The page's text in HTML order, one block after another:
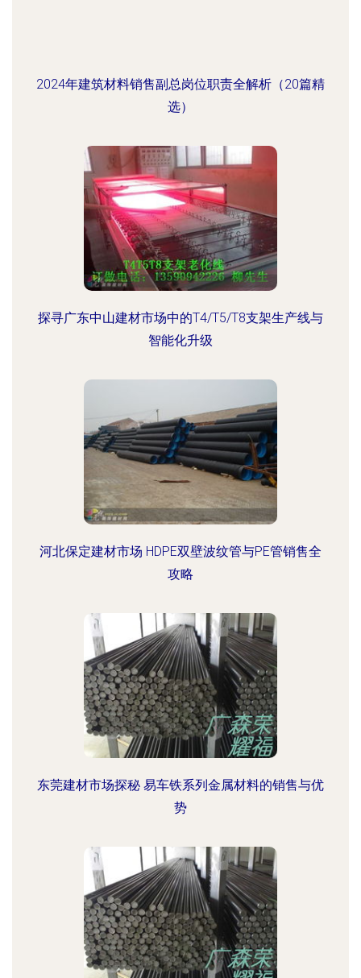
2024年建筑材料销售副总岗位职责全解析（20篇精
选）
探寻广东中山建材市场中的T4/T5/T8支架生产线与
智能化升级
河北保定建材市场 HDPE双壁波纹管与PE管销售全
攻略
东莞建材市场探秘 易车铁系列金属材料的销售与优
势